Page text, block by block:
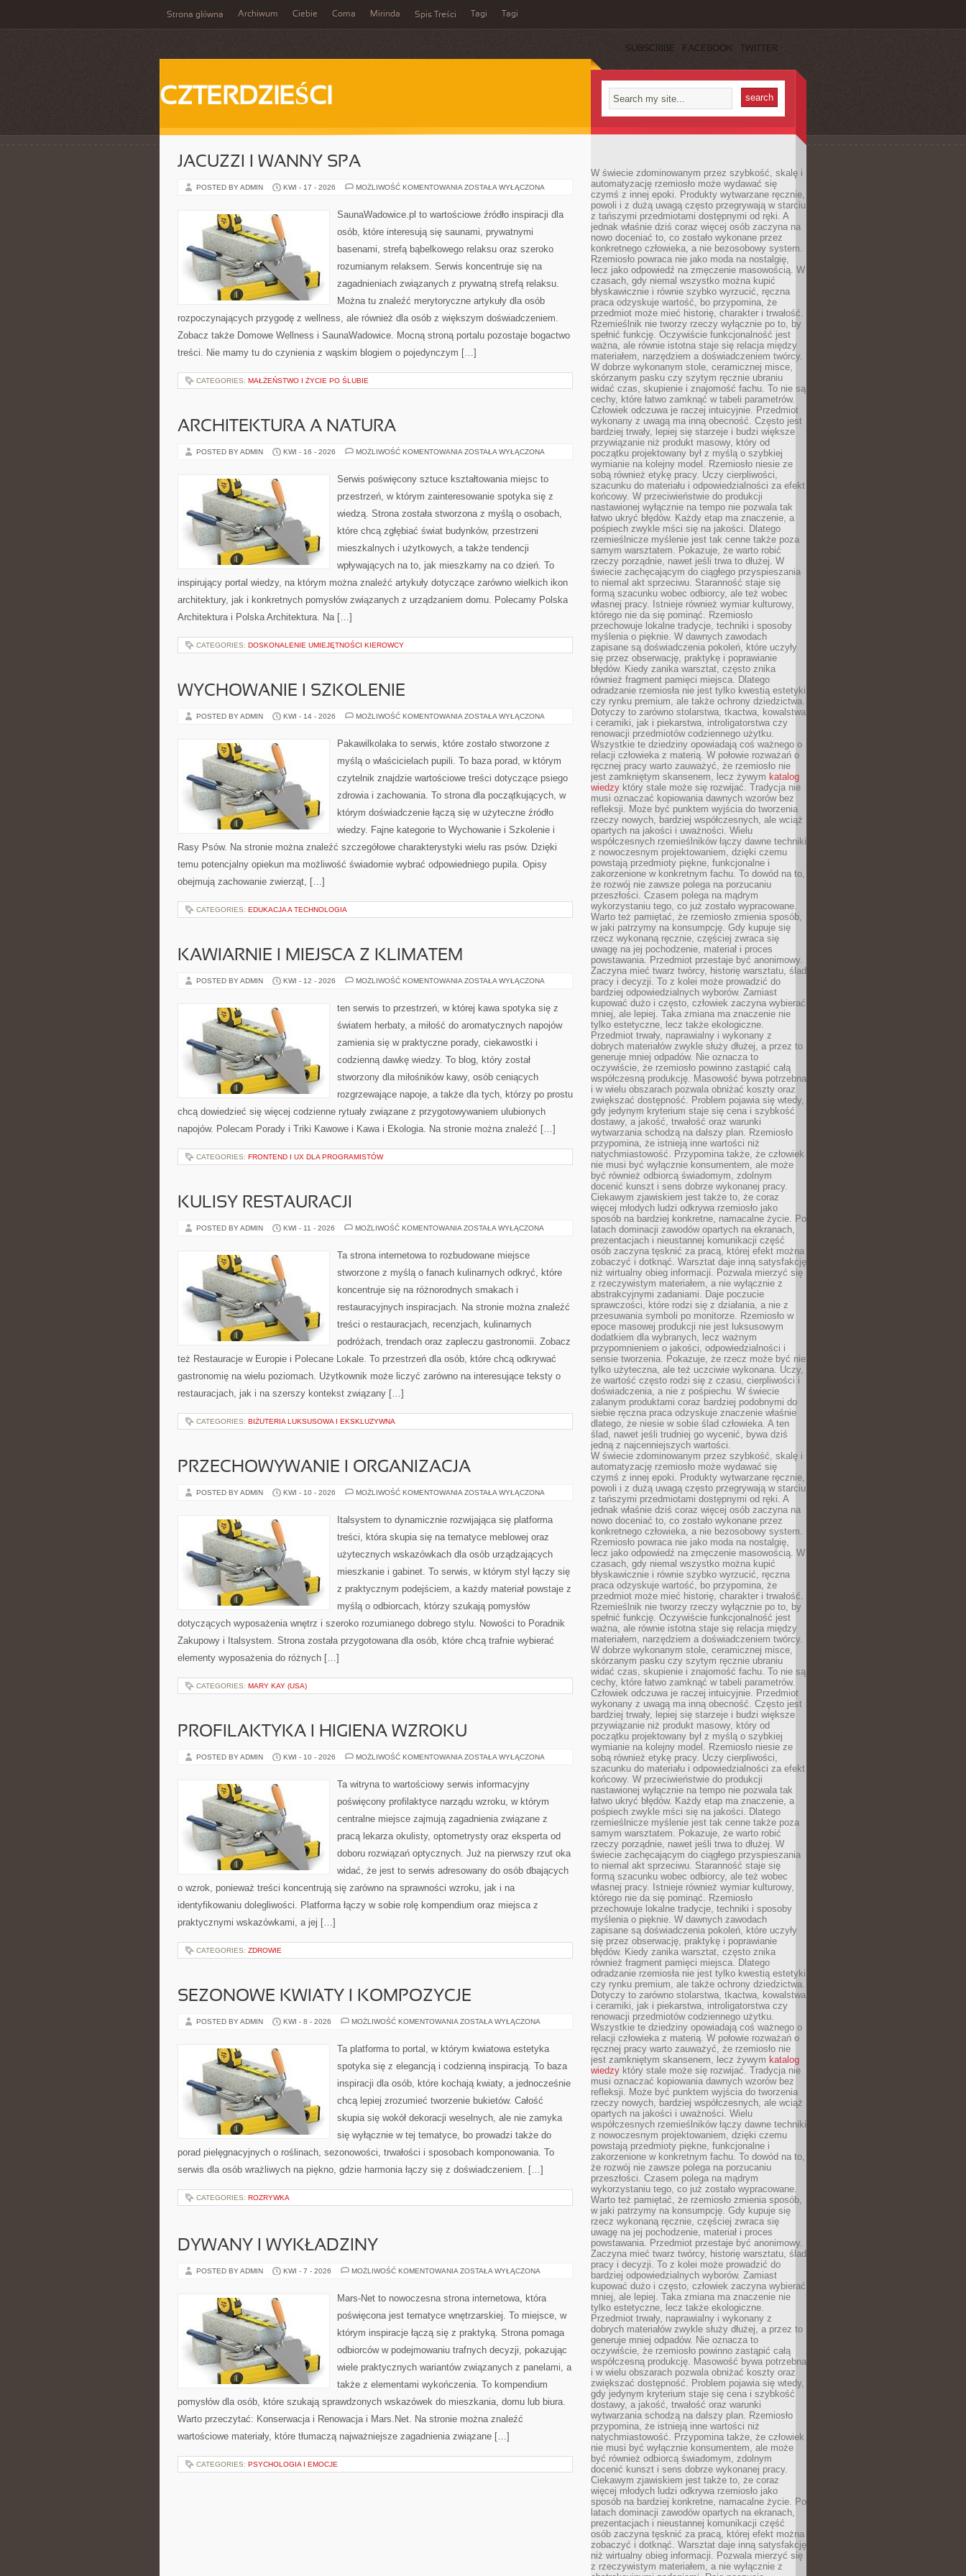
Strona główna Archiwum Ciebie Coma Mirinda Spis Treści Tagi Tagi
SUBSCRIBE FACEBOOK TWITTER
CZTERDZIEŚCI
JACUZZI I WANNY SPA
POSTED BY ADMIN KWI - 17 - 2026 MOŻLIWOŚĆ KOMENTOWANIA JACUZZI
ZOSTAŁA WYŁĄCZONA
SaunaWadowice.pl to wartościowe źródło inspiracji dla
osób, które interesują się saunami, prywatnymi
basenami, strefą bąbelkowego relaksu oraz szeroko
rozumianym relaksem. Serwis koncentruje się na
zagadnieniach związanych z prywatną strefą relaksu.
Można tu znaleźć merytoryczne artykuły dla osób
rozpoczynających przygodę z wellness, ale również dla osób z większym doświadczeniem.
Zobacz także Domowe Wellness i SaunaWadowice. Mocną stroną portalu pozostaje bogactwo
treści. Nie mamy tu do czynienia z wąskim blogiem o pojedynczym […]
CATEGORIES: MAŁŻEŃSTWO I ŻYCIE PO ŚLUBIE
ARCHITEKTURA A NATURA
POSTED BY ADMIN KWI - 16 - 2026 MOŻLIWOŚĆ KOMENTOWANIA ARCHITEKTURA
ZOSTAŁA WYŁĄCZONA
Serwis poświęcony sztuce kształtowania miejsc to
przestrzeń, w którym zainteresowanie spotyka się z
wiedzą. Strona została stworzona z myślą o osobach,
które chcą zgłębiać świat budynków, przestrzeni
mieszkalnych i użytkowych, a także tendencji
wpływających na to, jak mieszkamy na co dzień. To
inspirujący portal wiedzy, na którym można znaleźć artykuły dotyczące zarówno wielkich ikon
architektury, jak i konkretnych pomysłów związanych z urządzaniem domu. Polecamy Polska
Architektura i Polska Architektura. Na […]
CATEGORIES: DOSKONALENIE UMIEJĘTNOŚCI KIEROWCY
WYCHOWANIE I SZKOLENIE
POSTED BY ADMIN KWI - 14 - 2026 MOŻLIWOŚĆ KOMENTOWANIA WYCHOWANIE
ZOSTAŁA WYŁĄCZONA
Pakawilkolaka to serwis, które zostało stworzone z
myślą o właścicielach pupili. To baza porad, w którym
czytelnik znajdzie wartościowe treści dotyczące psiego
zdrowia i zachowania. To strona dla początkujących, w
którym doświadczenie łączą się w użyteczne źródło
wiedzy. Fajne kategorie to Wychowanie i Szkolenie i
Rasy Psów. Na stronie można znaleźć szczegółowe charakterystyki wielu ras psów. Dzięki
temu potencjalny opiekun ma możliwość świadomie wybrać odpowiedniego pupila. Opisy
obejmują zachowanie zwierząt, […]
CATEGORIES: EDUKACJA A TECHNOLOGIA
KAWIARNIE I MIEJSCA Z KLIMATEM
POSTED BY ADMIN KWI - 12 - 2026 MOŻLIWOŚĆ KOMENTOWANIA KAWIARNIE
Z
KLIMATEM
ZOSTAŁA WYŁĄCZONA
ten serwis to przestrzeń, w której kawa spotyka się z
światem herbaty, a miłość do aromatycznych napojów
zamienia się w praktyczne porady, ciekawostki i
codzienną dawkę wiedzy. To blog, który został
stworzony dla miłośników kawy, osób ceniących
rozgrzewające napoje, a także dla tych, którzy po prostu
chcą dowiedzieć się więcej codzienne rytuały związane z przygotowywaniem ulubionych
napojów. Polecam Porady i Triki Kawowe i Kawa i Ekologia. Na stronie można znaleźć […]
CATEGORIES: FRONTEND I UX DLA PROGRAMISTÓW
KULISY RESTAURACJI
POSTED BY ADMIN KWI - 11 - 2026 MOŻLIWOŚĆ KOMENTOWANIA KULISY
ZOSTAŁA WYŁĄCZONA
Ta strona internetowa to rozbudowane miejsce
stworzone z myślą o fanach kulinarnych odkryć, które
koncentruje się na różnorodnych smakach i
restauracyjnych inspiracjach. Na stronie można znaleźć
treści o restauracjach, recenzjach, kulinarnych
podróżach, trendach oraz zapleczu gastronomii. Zobacz
też Restauracje w Europie i Polecane Lokale. To przestrzeń dla osób, które chcą odkrywać
gastronomię na wielu poziomach. Użytkownik może liczyć zarówno na interesujące teksty o
restauracjach, jak i na szerszy kontekst związany […]
CATEGORIES: BIŻUTERIA LUKSUSOWA I EKSKLUZYWNA
PRZECHOWYWANIE I ORGANIZACJA
POSTED BY ADMIN KWI - 10 - 2026 MOŻLIWOŚĆ KOMENTOWANIA PRZECHOWYWANIE
ZOSTAŁA WYŁĄCZONA
Italsystem to dynamicznie rozwijająca się platforma
treści, która skupia się na tematyce meblowej oraz
użytecznych wskazówkach dla osób urządzających
mieszkanie i gabinet. To serwis, w którym styl łączy się
z praktycznym podejściem, a każdy materiał powstaje z
myślą o odbiorcach, którzy szukają pomysłów
dotyczących wyposażenia wnętrz i szeroko rozumianego dobrego stylu. Nowości to Poradnik
Zakupowy i Italsystem. Strona została przygotowana dla osób, które chcą trafnie wybierać
elementy wyposażenia do różnych […]
CATEGORIES: MARY KAY (USA)
PROFILAKTYKA I HIGIENA WZROKU
POSTED BY ADMIN KWI - 10 - 2026 MOŻLIWOŚĆ KOMENTOWANIA PROFILAKTYKA
WZROKU
ZOSTAŁA WYŁĄCZONA
Ta witryna to wartościowy serwis informacyjny
poświęcony profilaktyce narządu wzroku, w którym
centralne miejsce zajmują zagadnienia związane z
pracą lekarza okulisty, optometrysty oraz eksperta od
doboru rozwiązań optycznych. Już na pierwszy rzut oka
widać, że jest to serwis adresowany do osób dbających
o wzrok, ponieważ treści koncentrują się zarówno na sprawności wzroku, jak i na
identyfikowaniu dolegliwości. Platforma łączy w sobie rolę kompendium oraz miejsca z
praktycznymi wskazówkami, a jej […]
CATEGORIES: ZDROWIE
SEZONOWE KWIATY I KOMPOZYCJE
POSTED BY ADMIN KWI - 8 - 2026 MOŻLIWOŚĆ KOMENTOWANIA SEZONOWE
KOMPOZYCJE
ZOSTAŁA WYŁĄCZONA
Ta platforma to portal, w którym kwiatowa estetyka
spotyka się z elegancją i codzienną inspiracją. To baza
inspiracji dla osób, które kochają kwiaty, a jednocześnie
chcą lepiej zrozumieć tworzenie bukietów. Całość
skupia się wokół dekoracji weselnych, ale nie zamyka
się wyłącznie w tej tematyce, bo prowadzi także do
porad pielęgnacyjnych o roślinach, sezonowości, trwałości i sposobach komponowania. To
serwis dla osób wrażliwych na piękno, gdzie harmonia łączy się z doświadczeniem. […]
CATEGORIES: ROZRYWKA
DYWANY I WYKŁADZINY
POSTED BY ADMIN KWI - 7 - 2026 MOŻLIWOŚĆ KOMENTOWANIA DYWANY
ZOSTAŁA WYŁĄCZONA
Mars-Net to nowoczesna strona internetowa, która
poświęcona jest tematyce wnętrzarskiej. To miejsce, w
którym inspiracje łączą się z praktyką. Strona pomaga
odbiorców w podejmowaniu trafnych decyzji, pokazując
wiele praktycznych wariantów związanych z panelami, a
także z elementami wykończenia. To kompendium
pomysłów dla osób, które szukają sprawdzonych wskazówek do mieszkania, domu lub biura.
Warto przeczytać: Konserwacja i Renowacja i Mars.Net. Na stronie można znaleźć
wartościowe materiały, które tłumaczą najważniejsze zagadnienia związane […]
CATEGORIES: PSYCHOLOGIA I EMOCJE
W świecie zdominowanym przez szybkość, skalę i
automatyzację rzemiosło może wydawać się
czymś z innej epoki. Produkty wytwarzane ręcznie,
powoli i z dużą uwagą często przegrywają w starciu
z tańszymi przedmiotami dostępnymi od ręki. A
jednak właśnie dziś coraz więcej osób zaczyna na
nowo doceniać to, co zostało wykonane przez
konkretnego człowieka, a nie bezosobowy system.
Rzemiosło powraca nie jako moda na nostalgię,
lecz jako odpowiedź na zmęczenie masowością. W
czasach, gdy niemal wszystko można kupić
błyskawicznie i równie szybko wyrzucić, ręczna
praca odzyskuje wartość, bo przypomina, że
przedmiot może mieć historię, charakter i trwałość.
Rzemieślnik nie tworzy rzeczy wyłącznie po to, by
spełnić funkcję. Oczywiście funkcjonalność jest
ważna, ale równie istotna staje się relacja między
materiałem, narzędziem a doświadczeniem twórcy.
W dobrze wykonanym stole, ceramicznej misce,
skórzanym pasku czy szytym ręcznie ubraniu
widać czas, skupienie i znajomość fachu. To nie są
cechy, które łatwo zamknąć w tabeli parametrów.
Człowiek odczuwa je raczej intuicyjnie. Przedmiot
wykonany z uwagą ma inną obecność. Często jest
bardziej trwały, lepiej się starzeje i budzi większe
przywiązanie niż produkt masowy, który od
początku projektowany był z myślą o szybkiej
wymianie na kolejny model. Rzemiosło niesie ze
sobą również etykę pracy. Uczy cierpliwości,
szacunku do materiału i odpowiedzialności za efekt
końcowy. W przeciwieństwie do produkcji
nastawionej wyłącznie na tempo nie pozwala tak
łatwo ukryć błędów. Każdy etap ma znaczenie, a
pośpiech zwykle mści się na jakości. Dlatego
rzemieślnicze myślenie jest tak cenne także poza
samym warsztatem. Pokazuje, że warto robić
rzeczy porządnie, nawet jeśli trwa to dłużej. W
świecie zachęcającym do ciągłego przyspieszania
to niemal akt sprzeciwu. Staranność staje się
formą szacunku wobec odbiorcy, ale też wobec
własnej pracy. Istnieje również wymiar kulturowy,
którego nie da się pominąć. Rzemiosło
przechowuje lokalne tradycje, techniki i sposoby
myślenia o pięknie. W dawnych zawodach
zapisane są doświadczenia pokoleń, które uczyły
się przez obserwację, praktykę i poprawianie
błędów. Kiedy zanika warsztat, często znika
również fragment pamięci miejsca. Dlatego
odradzanie rzemiosła nie jest tylko kwestią estetyki
czy rynku premium, ale także ochrony dziedzictwa.
Dotyczy to zarówno stolarstwa, tkactwa, kowalstwa
i ceramiki, jak i piekarstwa, introligatorstwa czy
renowacji przedmiotów codziennego użytku.
Wszystkie te dziedziny opowiadają coś ważnego o
relacji człowieka z materią. W połowie rozważań o
ręcznej pracy warto zauważyć, że rzemiosło nie
jest zamkniętym skansenem, lecz żywym katalog
wiedzy który stale może się rozwijać. Tradycja nie
musi oznaczać kopiowania dawnych wzorów bez
refleksji. Może być punktem wyjścia do tworzenia
rzeczy nowych, bardziej współczesnych, ale wciąż
opartych na jakości i uważności. Wielu
współczesnych rzemieślników łączy dawne techniki
z nowoczesnym projektowaniem, dzięki czemu
powstają przedmioty piękne, funkcjonalne i
zakorzenione w konkretnym fachu. To dowód na to,
że rozwój nie zawsze polega na porzucaniu
przeszłości. Czasem polega na mądrym
wykorzystaniu tego, co już zostało wypracowane.
Warto też pamiętać, że rzemiosło zmienia sposób,
w jaki patrzymy na konsumpcję. Gdy kupuje się
rzecz wykonaną ręcznie, częściej zwraca się
uwagę na jej pochodzenie, materiał i proces
powstawania. Przedmiot przestaje być anonimowy.
Zaczyna mieć twarz twórcy, historię warsztatu, ślad
pracy i decyzji. To z kolei może prowadzić do
bardziej odpowiedzialnych wyborów. Zamiast
kupować dużo i często, człowiek zaczyna wybierać
mniej, ale lepiej. Taka zmiana ma znaczenie nie
tylko estetyczne, lecz także ekologiczne.
Przedmiot trwały, naprawialny i wykonany z
dobrych materiałów zwykle służy dłużej, a przez to
generuje mniej odpadów. Nie oznacza to
oczywiście, że rzemiosło powinno zastąpić całą
współczesną produkcję. Masowość bywa potrzebna
i w wielu obszarach pozwala obniżać koszty oraz
zwiększać dostępność. Problem pojawia się wtedy,
gdy jedynym kryterium staje się cena i szybkość
dostawy, a jakość, trwałość oraz warunki
wytwarzania schodzą na dalszy plan. Rzemiosło
przypomina, że istnieją inne wartości niż
natychmiastowość. Przypomina także, że człowiek
nie musi być wyłącznie konsumentem, ale może
być również odbiorcą świadomym, zdolnym
docenić kunszt i sens dobrze wykonanej pracy.
Ciekawym zjawiskiem jest także to, że coraz
więcej młodych ludzi odkrywa rzemiosło jako
sposób na bardziej konkretne, namacalne życie. Po
latach dominacji zawodów opartych na ekranach,
prezentacjach i nieustannej komunikacji część
osób zaczyna tęsknić za pracą, której efekt można
zobaczyć i dotknąć. Warsztat daje inną satysfakcję
niż wirtualny obieg informacji. Pozwala mierzyć się
z rzeczywistym materiałem, a nie wyłącznie z
abstrakcyjnymi zadaniami. Daje poczucie
sprawczości, które rodzi się z działania, a nie z
przesuwania symboli po monitorze. Rzemiosło w
epoce masowej produkcji nie jest luksusowym
dodatkiem dla wybranych, lecz ważnym
przypomnieniem o jakości, odpowiedzialności i
sensie tworzenia. Pokazuje, że rzecz może być nie
tylko użyteczna, ale też uczciwie wykonana. Uczy,
że wartość często rodzi się z czasu, cierpliwości i
doświadczenia, a nie z pośpiechu. W świecie
zalanym produktami coraz bardziej podobnymi do
siebie ręczna praca odzyskuje znaczenie właśnie
dlatego, że niesie w sobie ślad człowieka. A ten
ślad, nawet jeśli trudniej go wycenić, bywa dziś
jedną z najcenniejszych wartości.
W świecie zdominowanym przez szybkość, skalę i
automatyzację rzemiosło może wydawać się
czymś z innej epoki. Produkty wytwarzane ręcznie,
powoli i z dużą uwagą często przegrywają w starciu
z tańszymi przedmiotami dostępnymi od ręki. A
jednak właśnie dziś coraz więcej osób zaczyna na
nowo doceniać to, co zostało wykonane przez
konkretnego człowieka, a nie bezosobowy system.
Rzemiosło powraca nie jako moda na nostalgię,
lecz jako odpowiedź na zmęczenie masowością. W
czasach, gdy niemal wszystko można kupić
błyskawicznie i równie szybko wyrzucić, ręczna
praca odzyskuje wartość, bo przypomina, że
przedmiot może mieć historię, charakter i trwałość.
Rzemieślnik nie tworzy rzeczy wyłącznie po to, by
spełnić funkcję. Oczywiście funkcjonalność jest
ważna, ale równie istotna staje się relacja między
materiałem, narzędziem a doświadczeniem twórcy.
W dobrze wykonanym stole, ceramicznej misce,
skórzanym pasku czy szytym ręcznie ubraniu
widać czas, skupienie i znajomość fachu. To nie są
cechy, które łatwo zamknąć w tabeli parametrów.
Człowiek odczuwa je raczej intuicyjnie. Przedmiot
wykonany z uwagą ma inną obecność. Często jest
bardziej trwały, lepiej się starzeje i budzi większe
przywiązanie niż produkt masowy, który od
początku projektowany był z myślą o szybkiej
wymianie na kolejny model. Rzemiosło niesie ze
sobą również etykę pracy. Uczy cierpliwości,
szacunku do materiału i odpowiedzialności za efekt
końcowy. W przeciwieństwie do produkcji
nastawionej wyłącznie na tempo nie pozwala tak
łatwo ukryć błędów. Każdy etap ma znaczenie, a
pośpiech zwykle mści się na jakości. Dlatego
rzemieślnicze myślenie jest tak cenne także poza
samym warsztatem. Pokazuje, że warto robić
rzeczy porządnie, nawet jeśli trwa to dłużej. W
świecie zachęcającym do ciągłego przyspieszania
to niemal akt sprzeciwu. Staranność staje się
formą szacunku wobec odbiorcy, ale też wobec
własnej pracy. Istnieje również wymiar kulturowy,
którego nie da się pominąć. Rzemiosło
przechowuje lokalne tradycje, techniki i sposoby
myślenia o pięknie. W dawnych zawodach
zapisane są doświadczenia pokoleń, które uczyły
się przez obserwację, praktykę i poprawianie
błędów. Kiedy zanika warsztat, często znika
również fragment pamięci miejsca. Dlatego
odradzanie rzemiosła nie jest tylko kwestią estetyki
czy rynku premium, ale także ochrony dziedzictwa.
Dotyczy to zarówno stolarstwa, tkactwa, kowalstwa
i ceramiki, jak i piekarstwa, introligatorstwa czy
renowacji przedmiotów codziennego użytku.
Wszystkie te dziedziny opowiadają coś ważnego o
relacji człowieka z materią. W połowie rozważań o
ręcznej pracy warto zauważyć, że rzemiosło nie
jest zamkniętym skansenem, lecz żywym katalog
wiedzy który stale może się rozwijać. Tradycja nie
musi oznaczać kopiowania dawnych wzorów bez
refleksji. Może być punktem wyjścia do tworzenia
rzeczy nowych, bardziej współczesnych, ale wciąż
opartych na jakości i uważności. Wielu
współczesnych rzemieślników łączy dawne techniki
z nowoczesnym projektowaniem, dzięki czemu
powstają przedmioty piękne, funkcjonalne i
zakorzenione w konkretnym fachu. To dowód na to,
że rozwój nie zawsze polega na porzucaniu
przeszłości. Czasem polega na mądrym
wykorzystaniu tego, co już zostało wypracowane.
Warto też pamiętać, że rzemiosło zmienia sposób,
w jaki patrzymy na konsumpcję. Gdy kupuje się
rzecz wykonaną ręcznie, częściej zwraca się
uwagę na jej pochodzenie, materiał i proces
powstawania. Przedmiot przestaje być anonimowy.
Zaczyna mieć twarz twórcy, historię warsztatu, ślad
pracy i decyzji. To z kolei może prowadzić do
bardziej odpowiedzialnych wyborów. Zamiast
kupować dużo i często, człowiek zaczyna wybierać
mniej, ale lepiej. Taka zmiana ma znaczenie nie
tylko estetyczne, lecz także ekologiczne.
Przedmiot trwały, naprawialny i wykonany z
dobrych materiałów zwykle służy dłużej, a przez to
generuje mniej odpadów. Nie oznacza to
oczywiście, że rzemiosło powinno zastąpić całą
współczesną produkcję. Masowość bywa potrzebna
i w wielu obszarach pozwala obniżać koszty oraz
zwiększać dostępność. Problem pojawia się wtedy,
gdy jedynym kryterium staje się cena i szybkość
dostawy, a jakość, trwałość oraz warunki
wytwarzania schodzą na dalszy plan. Rzemiosło
przypomina, że istnieją inne wartości niż
natychmiastowość. Przypomina także, że człowiek
nie musi być wyłącznie konsumentem, ale może
być również odbiorcą świadomym, zdolnym
docenić kunszt i sens dobrze wykonanej pracy.
Ciekawym zjawiskiem jest także to, że coraz
więcej młodych ludzi odkrywa rzemiosło jako
sposób na bardziej konkretne, namacalne życie. Po
latach dominacji zawodów opartych na ekranach,
prezentacjach i nieustannej komunikacji część
osób zaczyna tęsknić za pracą, której efekt można
zobaczyć i dotknąć. Warsztat daje inną satysfakcję
niż wirtualny obieg informacji. Pozwala mierzyć się
z rzeczywistym materiałem, a nie wyłącznie z